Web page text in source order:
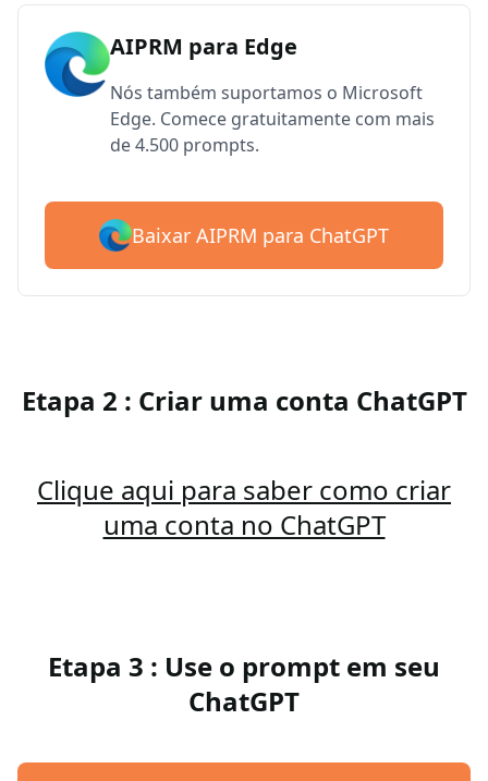
AIPRM para Edge
Nós também suportamos o Microsoft
Edge. Comece gratuitamente com mais
de 4.500 prompts.
Baixar AIPRM para ChatGPT
Etapa 2 : Criar uma conta ChatGPT
Clique aqui para saber como criar
uma conta no ChatGPT
Etapa 3 : Use o prompt em seu
ChatGPT